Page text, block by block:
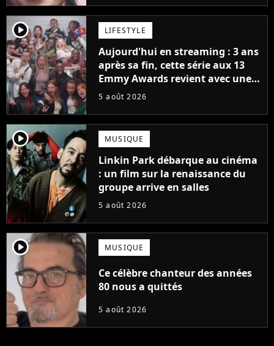
player2 LIFESTYLE
Aujourd'hui en streaming : 3 ans
après sa fin, cette série aux 13
Emmy Awards revient avec une
suite... totalement différente
5 août 2026
player2 MUSIQUE
Linkin Park débarque au cinéma
: un film sur la renaissance du
groupe arrive en salles
5 août 2026
player2 MUSIQUE
Ce célèbre chanteur des années
80 nous a quittés
5 août 2026